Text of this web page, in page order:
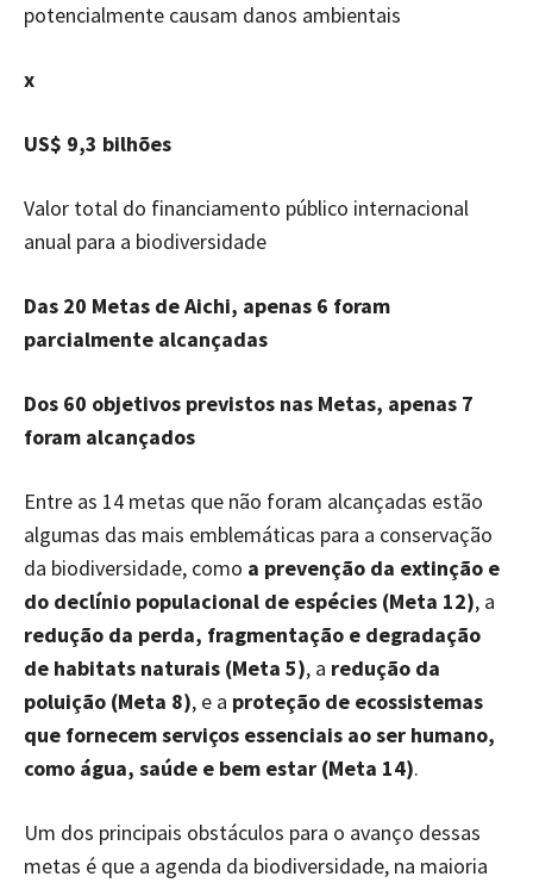
potencialmente causam danos ambientais
x
US$ 9,3 bilhões
Valor total do financiamento público internacional
anual para a biodiversidade
Das 20 Metas de Aichi, apenas 6 foram
parcialmente alcançadas
Dos 60 objetivos previstos nas Metas, apenas 7
foram alcançados
Entre as 14 metas que não foram alcançadas estão
algumas das mais emblemáticas para a conservação
da biodiversidade, como a prevenção da extinção e
do declínio populacional de espécies (Meta 12), a
redução da perda, fragmentação e degradação
de habitats naturais (Meta 5), a redução da
poluição (Meta 8), e a proteção de ecossistemas
que fornecem serviços essenciais ao ser humano,
como água, saúde e bem estar (Meta 14).
Um dos principais obstáculos para o avanço dessas
metas é que a agenda da biodiversidade, na maioria